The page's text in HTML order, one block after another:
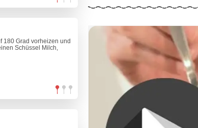
180 Grad vorheizen und
Schüssel Milch,